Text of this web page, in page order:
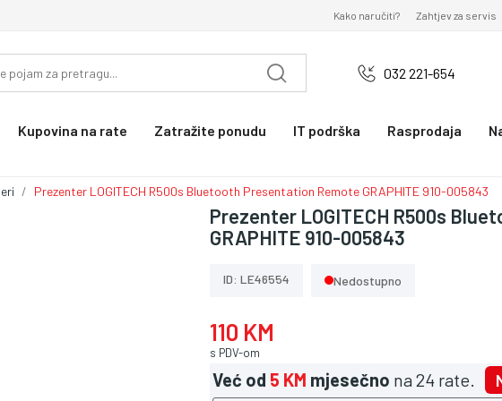
Kako naručiti? Zahtjev za servis
032 221-654
Kupovina na rate Zatražite ponudu IT podrška Rasprodaja
Prezenter LOGITECH R500s Bluetooth Presentation Remote GRAPHITE 910-005843
Prezenter LOGITECH R500s
GRAPHITE 910-005843
ID: LE46554 Nedostupno
110 KM
s PDV-om
Već od 5 KM mjesečno na 24 rate.